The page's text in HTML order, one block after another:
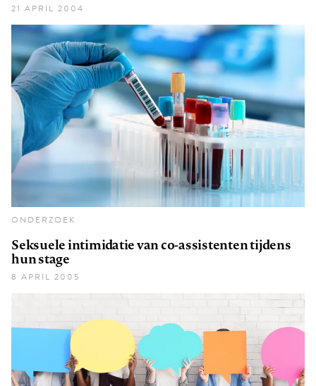
21 APRIL 2004
ONDERZOEK
Seksuele intimidatie van co-assistenten tijdens
hun stage
8 APRIL 2005